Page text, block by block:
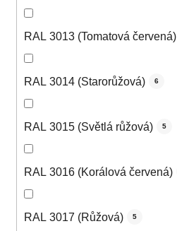
RAL 3013 (Tomatová červená)
RAL 3014 (Starorůžová) 6
RAL 3015 (Světlá růžová) 5
RAL 3016 (Korálová červená)
RAL 3017 (Růžová) 5